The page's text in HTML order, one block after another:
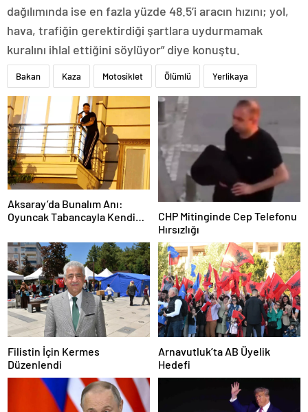
dağılımında ise en fazla yüzde 48.5’i aracın hızını; yol,
hava, trafiğin gerektirdiği şartlara uydurmamak
kuralını ihlal ettiğini söylüyor” diye konuştu.
Bakan Kaza Motosiklet Ölümlü Yerlikaya
Aksaray’da Bunalım Anı:
Oyuncak Tabancayla Kendine
CHP Mitinginde Cep Telefonu
Hırsızlığı
Filistin İçin Kermes
Düzenlendi
Arnavutluk’ta AB Üyelik
Hedefi